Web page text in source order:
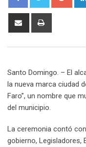
Share
Santo Domingo. – El
la nueva marca ciudad
Faro”, un nombre que
del municipio.
La ceremonia contó
gobierno, Legisladores,